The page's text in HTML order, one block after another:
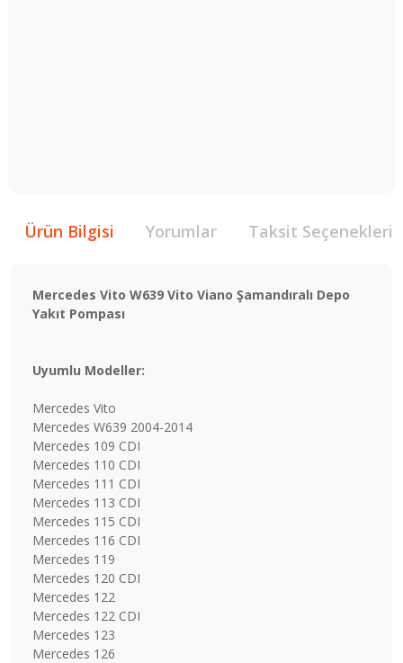
Ürün Bilgisi Yorumlar Taksit Seçenekleri
Mercedes Vito W639 Vito Viano Şamandıralı Depo
Yakıt Pompası
Uyumlu Modeller:
Mercedes Vito
Mercedes W639 2004-2014
Mercedes 109 CDI
Mercedes 110 CDI
Mercedes 111 CDI
Mercedes 113 CDI
Mercedes 115 CDI
Mercedes 116 CDI
Mercedes 119
Mercedes 120 CDI
Mercedes 122
Mercedes 122 CDI
Mercedes 123
Mercedes 126